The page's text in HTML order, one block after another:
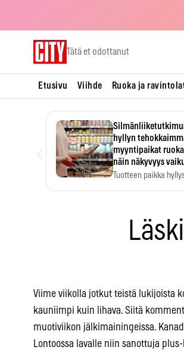
Tätä et odottanut
Etusivu Viihde Ruoka ja
hyllyn
myyntipaikat
näin näkyvyys
Tuotteen paikka
Viime viikolla jotkut teistä lukijoista
kauniimpi kuin lihava. Siitä
muotiviikon jälkimainingeissa.
Lontoossa lavalle niin sanottuja